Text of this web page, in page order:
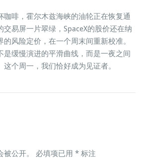
咖啡，霍尔木兹海峡的油轮正在恢复通
交易屏一片翠绿，SpaceX的股价还在纳
风险定价，在一个周末间重新校准。
是缓慢演进的平滑曲线，而是一夜之间
这个周一，我们恰好成为见证者。
公开。 必填项已用 * 标注